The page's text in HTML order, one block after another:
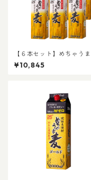
【６本セット】めちゃうま
麦 ２５度 ２Lパック｜
飲み会 ２Lパック お得な焼
¥10,845